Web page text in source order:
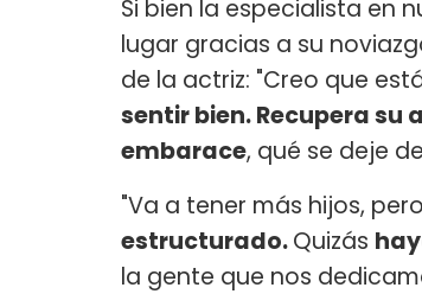
Si bien la especialista en
lugar gracias a su
de la actriz: "Creo que
sentir bien. Recupera su
embarace, qué se deje
"Va a tener más hijos,
estructurado.Quizás
la gente que nos